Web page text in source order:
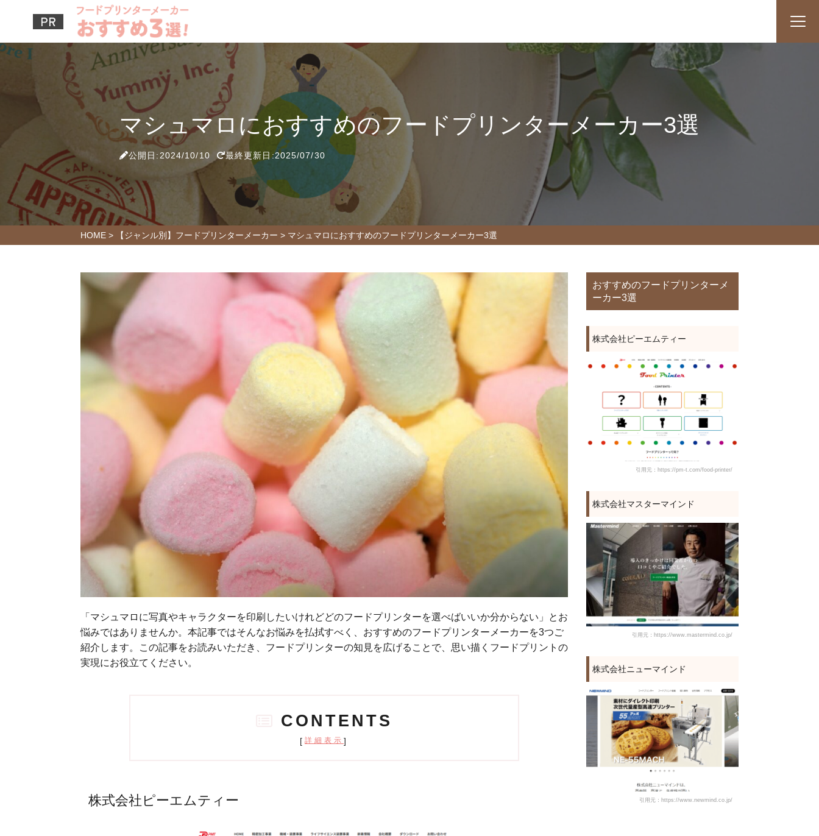
マシュマロにおすすめのフードプリンターメーカー3選
公開日:2024/10/10 最終更新日:2025/07/30
HOME > 【ジャンル別】フードプリンターメーカー > マシュマロにおすすめのフードプリンターメーカー3選
「マシュマロに写真やキャラクターを印刷したいけれどどのフードプリンターを選べばいいか分からない」とお
悩みではありませんか。本記事ではそんなお悩みを払拭すべく、おすすめのフードプリンターメーカーを3つご
紹介します。この記事をお読みいただき、フードプリンターの知見を広げることで、思い描くフードプリントの
実現にお役立てください。
CONTENTS
[ 詳細表示 ]
株式会社ピーエムティー
おすすめのフードプリンターメ
ーカー3選
株式会社ピーエムティー
引用元：https://pm-t.com/food-printer/
株式会社マスターマインド
引用元：https://www.mastermind.co.jp/
株式会社ニューマインド
引用元：https://www.newmind.co.jp/